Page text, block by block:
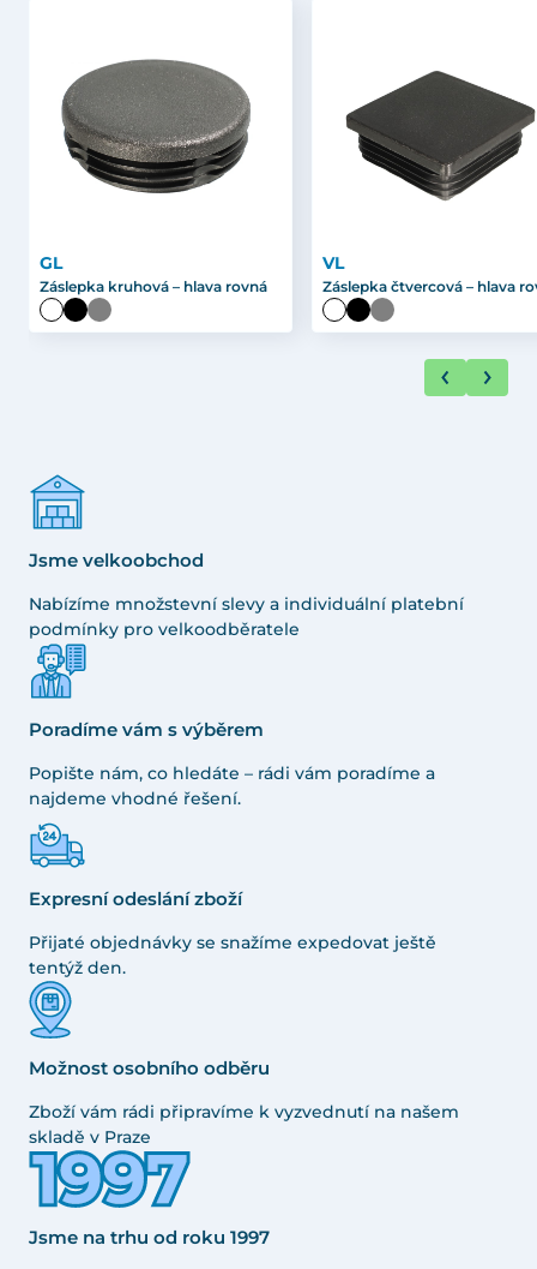
GL
Záslepka kruhová – hlava rovná
VL
Záslepka čtvercová – hlava
Jsme velkoobchod
Nabízíme množstevní slevy a individuální platební
podmínky pro velkoodběratele
Poradíme vám s výběrem
Popište nám, co hledáte – rádi vám poradíme a
najdeme vhodné řešení.
Expresní odeslání zboží
Přijaté objednávky se snažíme expedovat ještě
tentýž den.
Možnost osobního odběru
Zboží vám rádi připravíme k vyzvednutí na našem
skladě v Praze
Jsme na trhu od roku 1997